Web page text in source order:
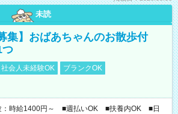
未読
集】おばあちゃんのお散歩付
つ
社会人未経験OK
ブランクOK
：時給1400円～ ■週払いOK ■扶養内OK ■日